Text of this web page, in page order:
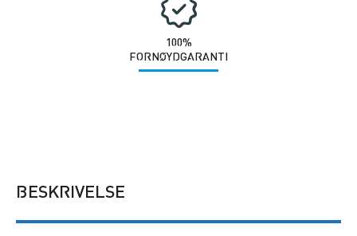
100%
FORNØYDGARANTI
BESKRIVELSE